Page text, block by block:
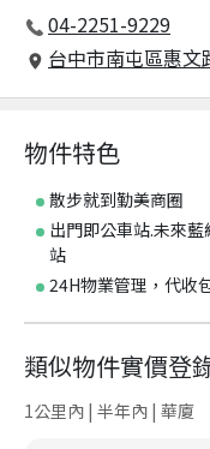
04-2251-9229
台中市南屯區惠
物件特色
散步就到勤美商圈
出門即公車站.未來藍
站
24H物業管理，代收
類似物件實價登
1公里內 | 半年內 | 華廈